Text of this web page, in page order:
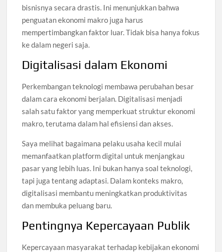
bisnisnya secara drastis. Ini menunjukkan bahwa
penguatan ekonomi makro juga harus
mempertimbangkan faktor luar. Tidak bisa hanya fokus
ke dalam negeri saja.
Digitalisasi dalam Ekonomi
Perkembangan teknologi membawa perubahan besar
dalam cara ekonomi berjalan. Digitalisasi menjadi
salah satu faktor yang memperkuat struktur ekonomi
makro, terutama dalam hal efisiensi dan akses.
Saya melihat bagaimana pelaku usaha kecil mulai
memanfaatkan platform digital untuk menjangkau
pasar yang lebih luas. Ini bukan hanya soal teknologi,
tapi juga tentang adaptasi. Dalam konteks makro,
digitalisasi membantu meningkatkan produktivitas
dan membuka peluang baru.
Pentingnya Kepercayaan Publik
Kepercayaan masyarakat terhadap kebijakan ekonomi